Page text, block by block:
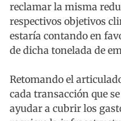
reclamar la misma
respectivos objetivos
estaría contando en
de dicha tonelada de
Retomando el
cada transacción que
ayudar a cubrir los